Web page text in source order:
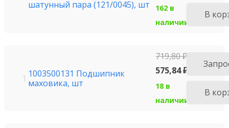
шатунный пара (121/0045), шт
162 в
наличии
В
1 1003500131 Подшипник
маховика, шт
719,80₽
575,84₽
18 в
наличии
В